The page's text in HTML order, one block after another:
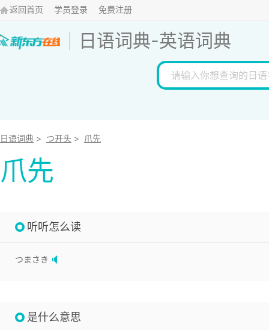
返回首页 学员登录 免费注册
日语词典-英语词典
日语词典 > つ开头 > 爪先
爪先
听听怎么读
つまさき
是什么意思